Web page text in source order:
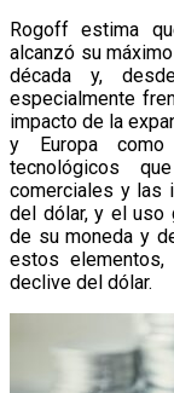
Rogoff estima
alcanzó su
década y,
especialmente
impacto de la
y Europa como
tecnológicos
comerciales y las
del dólar, y el uso
de su moneda y
estos elementos,
declive del dólar.